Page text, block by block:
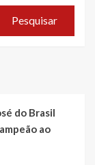
Pesquisar
do Brasil
ao